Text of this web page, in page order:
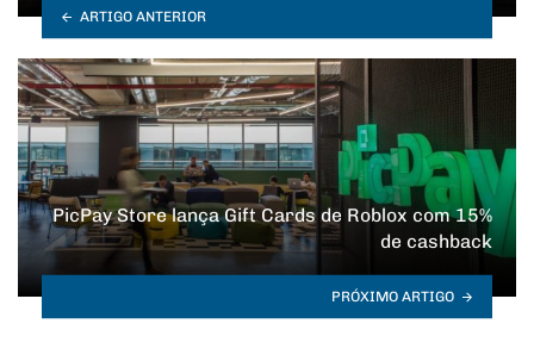
ARTIGO ANTERIOR
PicPay Store lança Gift Cards de Roblox com 15%
de cashback
PRÓXIMO ARTIGO